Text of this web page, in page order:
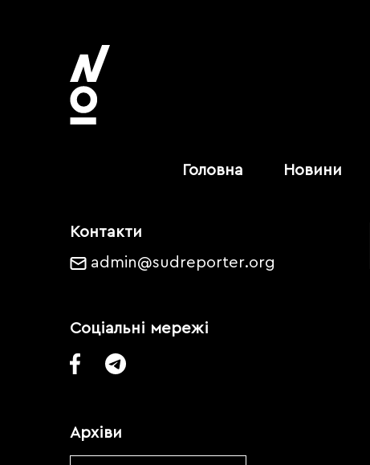
Головна Новини
Контакти
admin@sudreporter.org
Соціальні мережі
Архіви